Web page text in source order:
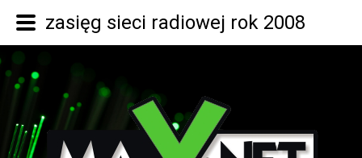
zasięg sieci radiowej rok 2008